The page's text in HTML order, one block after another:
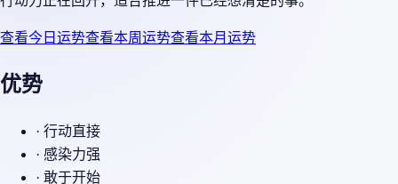
查看今日运势查看本周运势查看本月运势
优势
· 行动直接
· 感染力强
· 敢于开始